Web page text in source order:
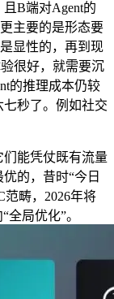
B端对Agent的
主要的是形态要
显性的，再到现
很好，就需要沉
的推理成本仍较
秒了。例如社交
能凭仗既有流量
的，昔时“今日
范畴，2026年将
局优化”。